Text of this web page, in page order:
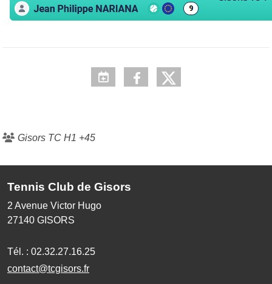
Gisors TC H1 +45
Tennis Club de Gisors
2 Avenue Victor Hugo
27140 GISORS
Tél. : 02.32.27.16.25
contact@tcgisors.fr